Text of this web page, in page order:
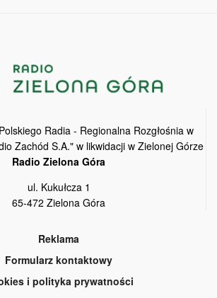
Radia - Regionalna Rozgłośnia w
Zachód S.A." w likwidacji w Zielonej Górze
Radio Zielona Góra
ul. Kukułcza 1
65-472 Zielona Góra
Reklama
Formularz kontaktowy
i polityka prywatności